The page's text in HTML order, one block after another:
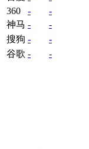
360
-
-
神马 -
-
搜狗 -
-
谷歌 - -